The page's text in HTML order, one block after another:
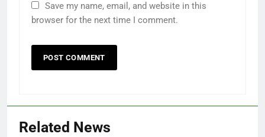
Save my name, email, and website in this
browser for the next time I comment.
Related News